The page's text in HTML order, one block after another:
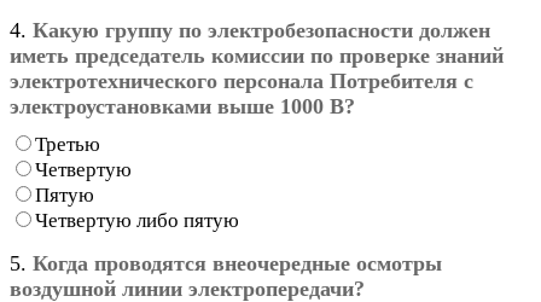
4. Какую группу по электробезопасности должен
иметь председатель комиссии по проверке знаний
электротехнического персонала Потребителя с
электроустановками выше 1000 В?
Третью
Четвертую
Пятую
Четвертую либо пятую
5. Когда проводятся внеочередные осмотры
воздушной линии электропередачи?